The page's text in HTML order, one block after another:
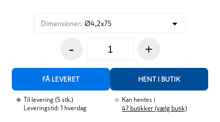
Dimensioner: Ø4,2x75
- +
FÅ LEVERET HENT I BUTIK
Til levering (5 stk.)
Leveringstid: 1 hverdag
Kan hentes i
47 butikker (vælg butik)